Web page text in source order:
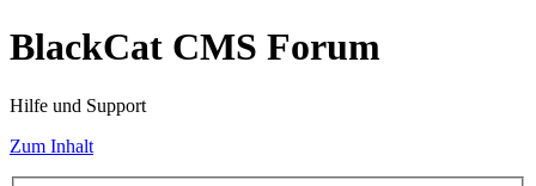
BlackCat CMS Forum
Hilfe und Support
Zum Inhalt